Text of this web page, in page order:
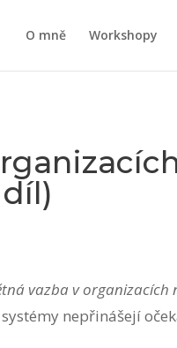
O mně Workshopy
díl)
vazba v organizacích
nepřinášejí